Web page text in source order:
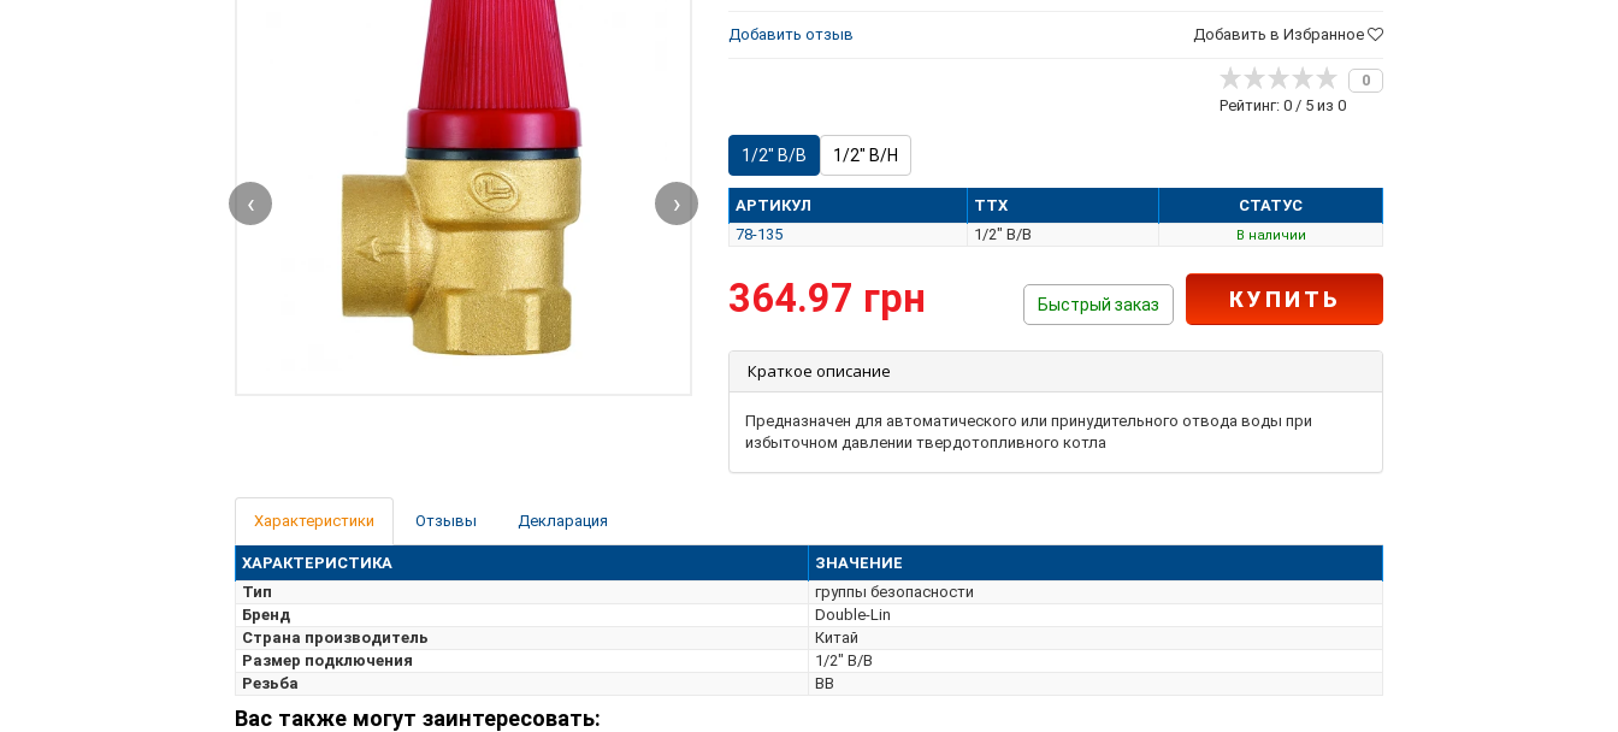
‹ ›
Добавить отзыв Добавить в Избранное
0
Рейтинг: 0 / 5 из 0
1/2" В/В 1/2" В/Н
АРТИКУЛ ТТХ
СТАТУС
78-135
1/2" В/В В наличии
364.97 грн Быстрый заказ КУПИТЬ
Краткое описание
Предназначен для автоматического или принудительного отвода воды при
избыточном давлении твердотопливного котла
Характеристики Отзывы Декларация
ХАРАКТЕРИСТИКА
ЗНАЧЕНИЕ
Тип
группы безопасности
Бренд
Double-Lin
Страна производитель
Китай
Размер подключения
1/2" В/В
Резьба
ВВ
Вас также могут заинтересовать: